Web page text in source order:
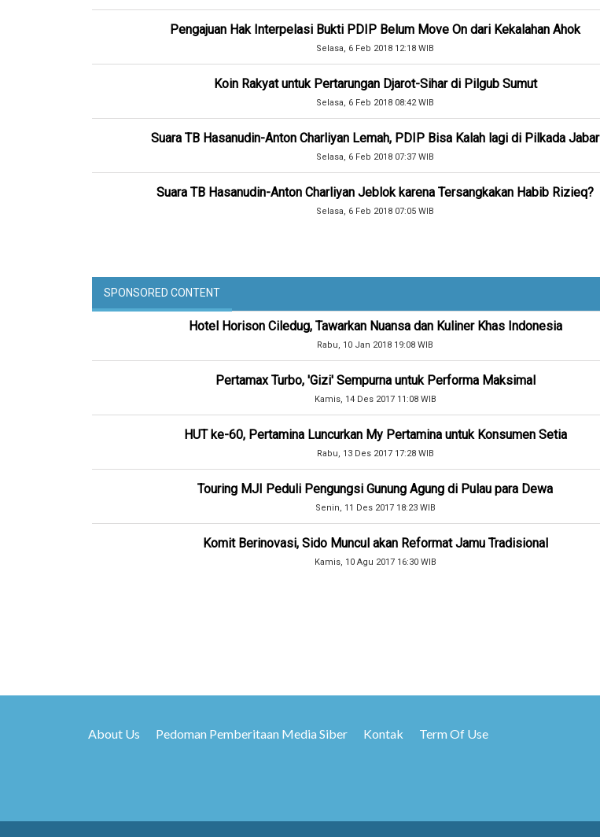
Pengajuan Hak Interpelasi Bukti PDIP Belum Move On dari Kekalahan Ahok
Selasa, 6 Feb 2018 12:18 WIB
Koin Rakyat untuk Pertarungan Djarot-Sihar di Pilgub Sumut
Selasa, 6 Feb 2018 08:42 WIB
Suara TB Hasanudin-Anton Charliyan Lemah, PDIP Bisa Kalah lagi di Pilkada Jabar
Selasa, 6 Feb 2018 07:37 WIB
Suara TB Hasanudin-Anton Charliyan Jeblok karena Tersangkakan Habib Rizieq?
Selasa, 6 Feb 2018 07:05 WIB
SPONSORED CONTENT
Hotel Horison Ciledug, Tawarkan Nuansa dan Kuliner Khas Indonesia
Rabu, 10 Jan 2018 19:08 WIB
Pertamax Turbo, 'Gizi' Sempurna untuk Performa Maksimal
Kamis, 14 Des 2017 11:08 WIB
HUT ke-60, Pertamina Luncurkan My Pertamina untuk Konsumen Setia
Rabu, 13 Des 2017 17:28 WIB
Touring MJI Peduli Pengungsi Gunung Agung di Pulau para Dewa
Senin, 11 Des 2017 18:23 WIB
Komit Berinovasi, Sido Muncul akan Reformat Jamu Tradisional
Kamis, 10 Agu 2017 16:30 WIB
About Us Pedoman Pemberitaan Media Siber Kontak Term Of Use